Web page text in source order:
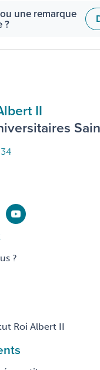
une remarque
?
II
?
Roi Albert II